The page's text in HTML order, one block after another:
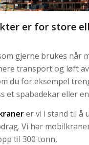
er for store
gjerne brukes når
transport og løft
du for eksempel
et spabadekar eller
er vi i stand til å
Vi har
til 300 tonn,